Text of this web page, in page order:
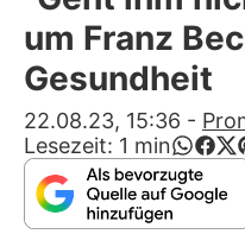
Alle
App
um Franz
Gesundheit
22.08.23, 15:36 -
Lesezeit: 1 min